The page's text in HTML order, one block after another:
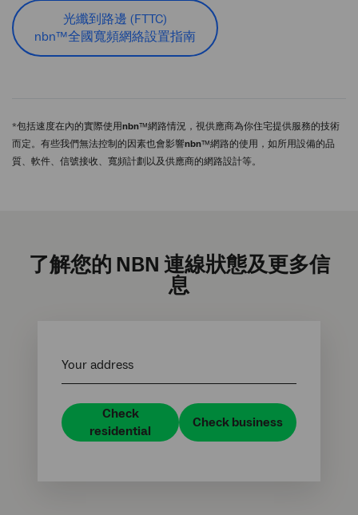
光纖到路邊 (FTTC)
nbn™全國寬頻網絡設置指南
*包括速度在內的實際使用nbn™網路情況，視供應商為你住宅提供服務的技術
而定。有些我們無法控制的因素也會影響nbn™網路的使用，如所用設備的品
質、軟件、信號接收、寬頻計劃以及供應商的網路設計等。
了解您的 NBN 連線狀態及更多信
息
Your address
Check
residential
Check business